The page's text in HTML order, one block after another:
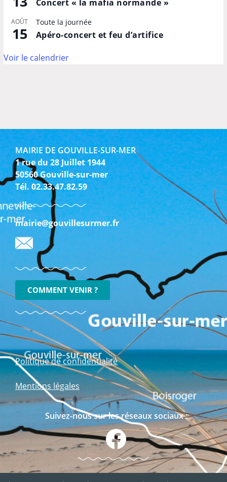
Concert « la mafia normande »
AOÛT
15
Toute la journée
Apéro-concert et feu d’artifice
Voir le calendrier
MAIRIE DE GOUVILLE-SUR-MER
1 rue du 28 Juillet 1944
50560 Gouville-sur-mer
Tél. 02.33.47.82.59
mairie@gouvillesurmer.fr
COMMENT VENIR ?
Politique de confidentialité
Mentions légales
Suivez-nous sur les réseaux sociaux :